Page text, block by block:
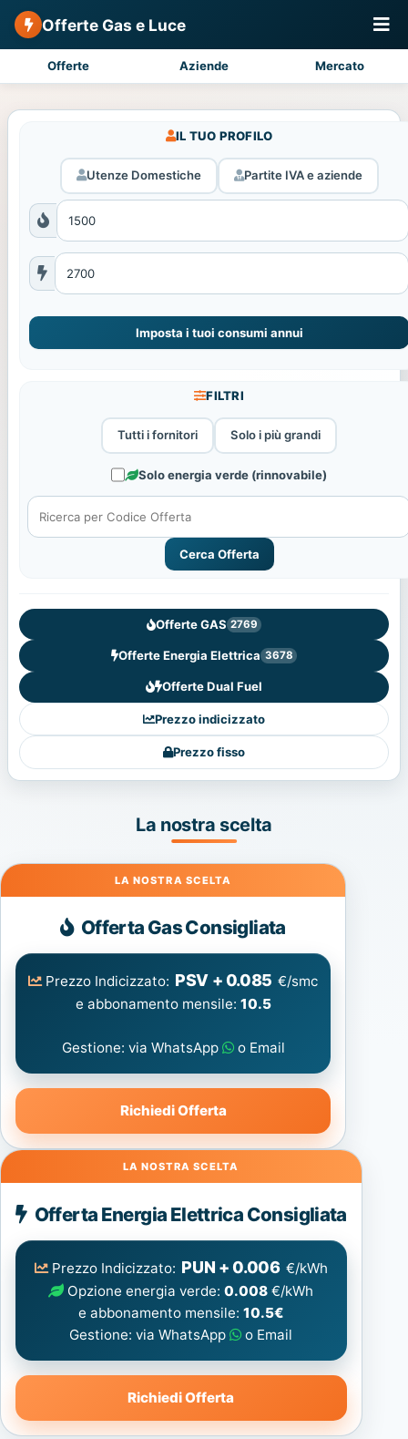
Offerte Gas e Luce
Offerte Aziende Mercato
IL TUO PROFILO
Utenze Domestiche Partite IVA e aziende
Imposta i tuoi consumi annui
FILTRI
Tutti i fornitori Solo i più grandi
Solo energia verde (rinnovabile)
Cerca Offerta
Offerte GAS 2769
Offerte Energia Elettrica 3678
Offerte Dual Fuel
Prezzo indicizzato
Prezzo fisso
La nostra scelta
Gas
Offerta Gas Consigliata
Prezzo Indicizzato: PSV + 0.085 €/smc
e abbonamento mensile: 10.5
Gestione: via WhatsApp o Email
Richiedi Offerta
Energia
Elettrica
consigliata
Offerta Energia Elettrica Consigliata
Prezzo Indicizzato: PUN + 0.006 €/kWh
Opzione energia verde:0.008 €/kWh
e abbonamento mensile: 10.5€
Gestione: via WhatsApp
o Email
Richiedi Offerta